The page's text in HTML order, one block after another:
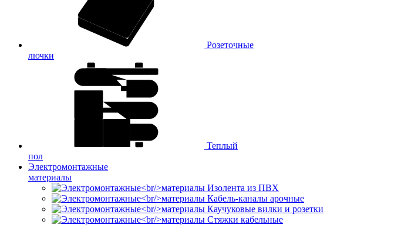
Розеточные
лючки
Теплый
пол
Электромонтажные
материалы
Изолента из ПВХ
Кабель-каналы арочные
Каучуковые вилки и розетки
Стяжки кабельные